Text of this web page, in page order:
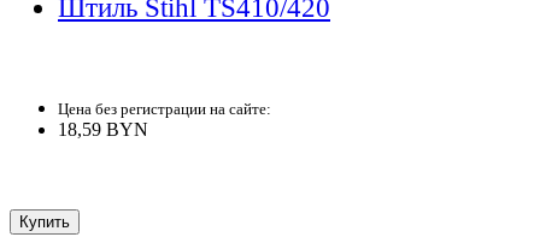
Цена без регистрации на сайте:
18,59 BYN